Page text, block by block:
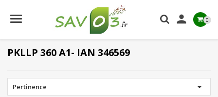
 0
PKLLP 360 A1- IAN 346569
Pertinence 